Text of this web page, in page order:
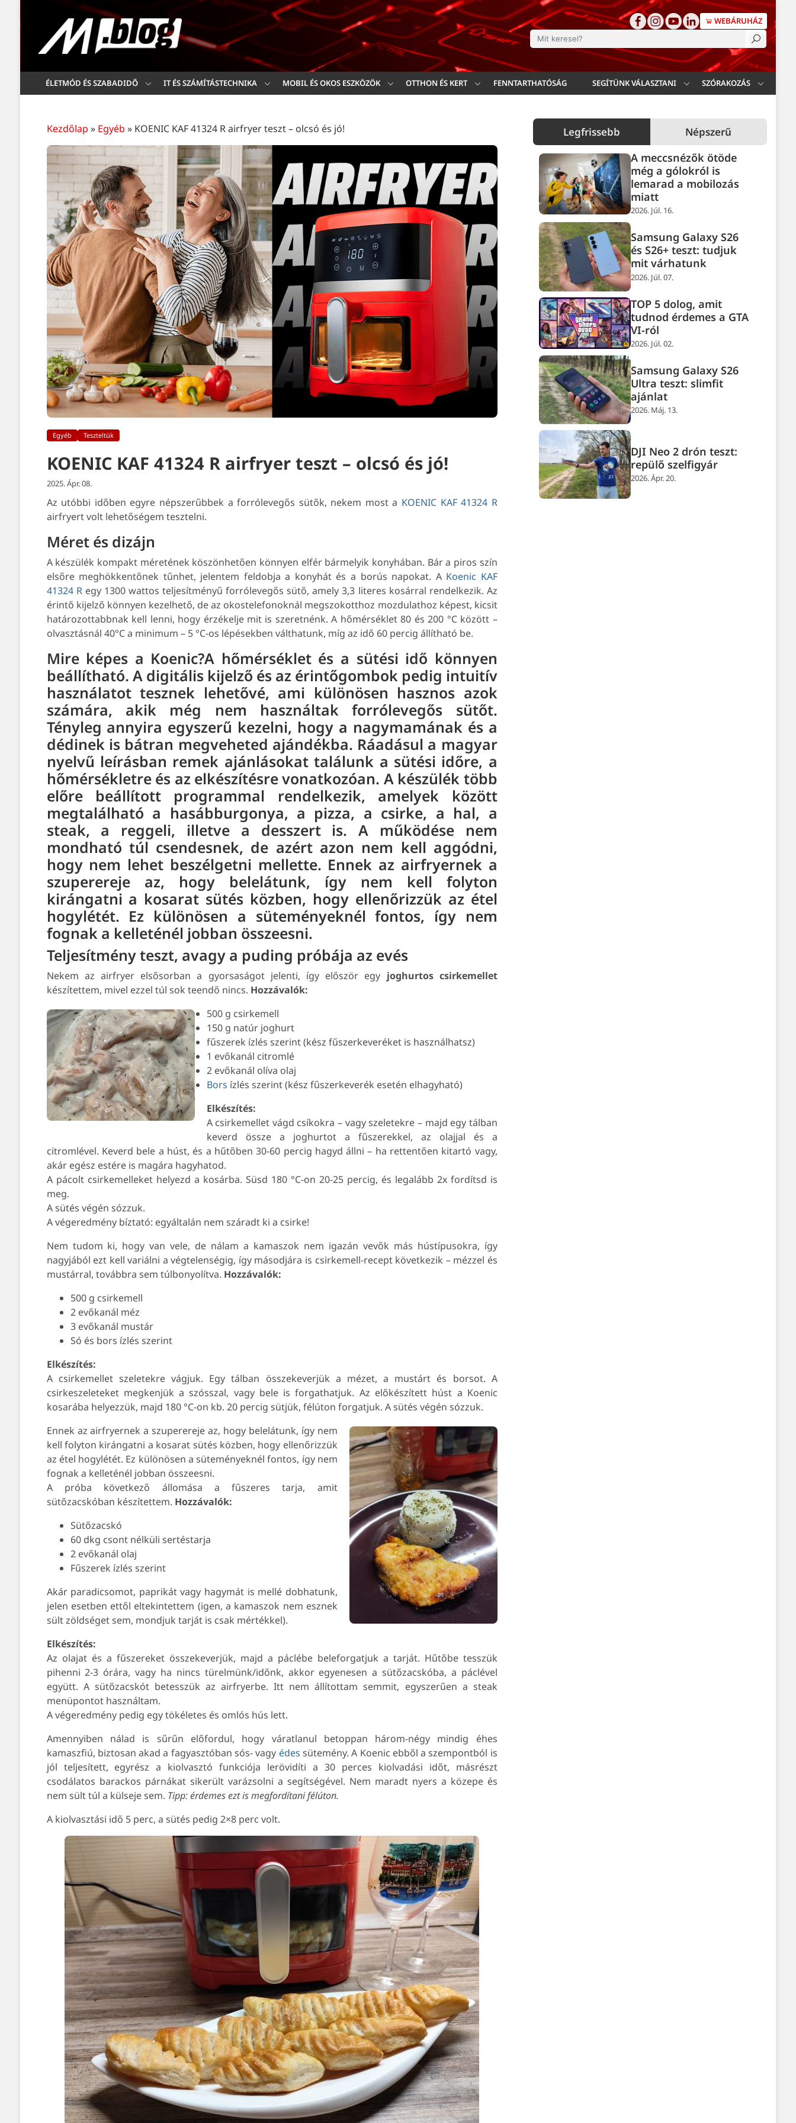
WEBÁRUHÁZ
Keresés
ÉLETMÓD ÉS SZABADIDŐ IT ÉS SZÁMÍTÁSTECHNIKA MOBIL ÉS OKOS ESZKÖZÖK OTTHON ÉS KERT FENNTARTHATÓSÁG SEGÍTÜNK VÁLASZTANI SZÓRAKOZÁS
Kezdőlap » Egyéb » KOENIC KAF 41324 R airfryer teszt – olcsó és jó!
Egyéb Teszteltük
KOENIC KAF 41324 R airfryer teszt – olcsó és jó!
2025. Ápr. 08.
Az utóbbi időben egyre népszerűbbek a forrólevegős sütők, nekem most a KOENIC KAF 41324 R
airfryert volt lehetőségem tesztelni.
Méret és dizájn
A készülék kompakt méretének köszönhetően könnyen elfér bármelyik konyhában. Bár a piros szín
elsőre meghökkentőnek tűnhet, jelentem feldobja a konyhát és a borús napokat. A Koenic KAF
41324 Regy 1300 wattos teljesítményű forrólevegős sütő, amely 3,3 literes kosárral rendelkezik. Az
érintő kijelző könnyen kezelhető, de az okostelefonoknál megszokotthoz mozdulathoz képest, kicsit
határozottabbnak kell lenni, hogy érzékelje mit is szeretnénk. A hőmérséklet 80 és 200 °C között –
olvasztásnál 40°C a minimum – 5 °C-os lépésekben válthatunk, míg az idő 60 percig állítható be.
Mire képes a Koenic?A hőmérséklet és a sütési idő könnyen
beállítható. A digitális kijelző és az érintőgombok pedig intuitív
használatot tesznek lehetővé, ami különösen hasznos azok
számára, akik még nem használtak forrólevegős sütőt.
Tényleg annyira egyszerű kezelni, hogy a nagymamának és a
dédinek is bátran megveheted ajándékba. Ráadásul a magyar
nyelvű leírásban remek ajánlásokat találunk a sütési időre, a
hőmérsékletre és az elkészítésre vonatkozóan. A készülék több
előre beállított programmal rendelkezik, amelyek között
megtalálható a hasábburgonya, a pizza, a csirke, a hal, a
steak, a reggeli, illetve a desszert is. A működése nem
mondható túl csendesnek, de azért azon nem kell aggódni,
hogy nem lehet beszélgetni mellette. Ennek az airfryernek a
szuperereje az, hogy belelátunk, így nem kell folyton
kirángatni a kosarat sütés közben, hogy ellenőrizzük az étel
hogylétét. Ez különösen a süteményeknél fontos, így nem
fognak a kelleténél jobban összeesni.
Teljesítmény teszt, avagy a puding próbája az evés
Nekem az airfryer elsősorban a gyorsaságot jelenti, így először egy joghurtos csirkemellet
készítettem, mivel ezzel túl sok teendő nincs. Hozzávalók:
500 g csirkemell
150 g natúr joghurt
fűszerek ízlés szerint (kész fűszerkeveréket is használhatsz)
1 evőkanál citromlé
2 evőkanál olíva olaj
Bors ízlés szerint (kész fűszerkeverék esetén elhagyható)
Elkészítés:
A csirkemellet vágd csíkokra – vagy szeletekre – majd egy tálban
keverd össze a joghurtot a fűszerekkel, az olajjal és a
citromlével. Keverd bele a húst, és a hűtőben 30-60 percig hagyd állni – ha rettentően kitartó vagy,
akár egész estére is magára hagyhatod.
A pácolt csirkemelleket helyezd a kosárba. Süsd 180 °C-on 20-25 percig, és legalább 2x fordítsd is
meg.
A sütés végén sózzuk.
A végeredmény bíztató: egyáltalán nem száradt ki a csirke!
Nem tudom ki, hogy van vele, de nálam a kamaszok nem igazán vevők más hústípusokra, így
nagyjából ezt kell variálni a végtelenségig, így másodjára is csirkemell-recept következik – mézzel és
mustárral, továbbra sem túlbonyolítva. Hozzávalók:
500 g csirkemell
2 evőkanál méz
3 evőkanál mustár
Só és bors ízlés szerint
Elkészítés:
A csirkemellet szeletekre vágjuk. Egy tálban összekeverjük a mézet, a mustárt és borsot. A
csirkeszeleteket megkenjük a szósszal, vagy bele is forgathatjuk. Az előkészített húst a Koenic
kosarába helyezzük, majd 180 °C-on kb. 20 percig sütjük, félúton forgatjuk. A sütés végén sózzuk.
Ennek az airfryernek a szuperereje az, hogy belelátunk, így nem
kell folyton kirángatni a kosarat sütés közben, hogy ellenőrizzük
az étel hogylétét. Ez különösen a süteményeknél fontos, így nem
fognak a kelleténél jobban összeesni.
A próba következő állomása a fűszeres tarja, amit
sütőzacskóban készítettem. Hozzávalók:
Sütőzacskó
60 dkg csont nélküli sertéstarja
2 evőkanál olaj
Fűszerek ízlés szerint
Akár paradicsomot, paprikát vagy hagymát is mellé dobhatunk,
jelen esetben ettől eltekintettem (igen, a kamaszok nem esznek
sült zöldséget sem, mondjuk tarját is csak mértékkel).
Elkészítés:
Az olajat és a fűszereket összekeverjük, majd a páclébe beleforgatjuk a tarját. Hűtőbe tesszük
pihenni 2-3 órára, vagy ha nincs türelmünk/időnk, akkor egyenesen a sütőzacskóba, a páclével
együtt. A sütőzacskót betesszük az airfryerbe. Itt nem állítottam semmit, egyszerűen a steak
menüpontot használtam.
A végeredmény pedig egy tökéletes és omlós hús lett.
Amennyiben nálad is sűrűn előfordul, hogy váratlanul betoppan három-négy mindig éhes
kamaszfiú, biztosan akad a fagyasztóban sós- vagy édes sütemény. A Koenic ebből a szempontból is
jól teljesített, egyrész a kiolvasztó funkciója lerövidíti a 30 perces kiolvadási időt, másrészt
csodálatos barackos párnákat sikerült varázsolni a segítségével. Nem maradt nyers a közepe és
nem sült túl a külseje sem. Tipp: érdemes ezt is megfordítani félúton.
A kiolvasztási idő 5 perc, a sütés pedig 2×8 perc volt.
Legfrissebb Népszerű
A meccsnézők ötöde
még a gólokról is
lemarad a mobilozás
miatt
2026. Júl. 16.
Samsung Galaxy S26
és S26+ teszt: tudjuk
mit várhatunk
2026. Júl. 07.
TOP 5 dolog, amit
tudnod érdemes a GTA
VI-ról
2026. Júl. 02.
Samsung Galaxy S26
Ultra teszt: slimfit
ajánlat
2026. Máj. 13.
DJI Neo 2 drón teszt:
repülő szelfigyár
2026. Ápr. 20.